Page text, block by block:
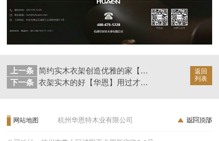
返回
列表
上一条
简约实木衣架创造优雅的家【华恩】
下一条
衣架实木的好【华恩】用过才知道
网站地图 杭州华恩特木业有限公司